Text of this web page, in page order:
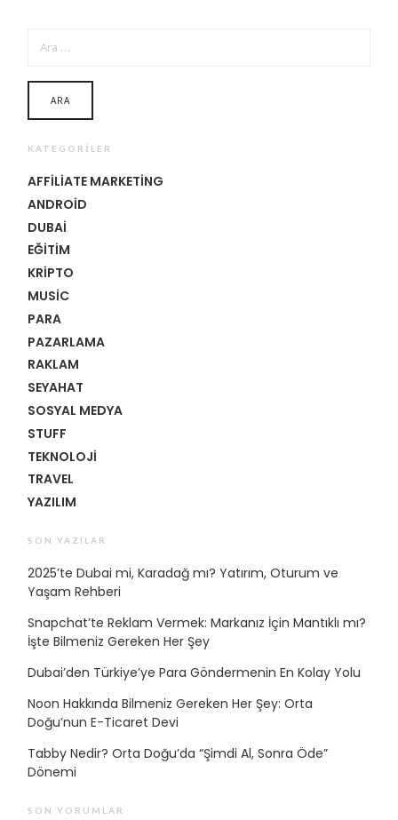
KATEGORILER
AFFILIATE MARKETING
ANDROID
DUBAI
EĞITIM
KRIPTO
MUSIC
PARA
PAZARLAMA
RAKLAM
SEYAHAT
SOSYAL MEDYA
STUFF
TEKNOLOJI
TRAVEL
YAZILIM
SON YAZILAR
2025’te Dubai mi, Karadağ mı? Yatırım, Oturum ve
Yaşam Rehberi
Snapchat’te Reklam Vermek: Markanız İçin Mantıklı mı?
İşte Bilmeniz Gereken Her Şey
Dubai’den Türkiye’ye Para Göndermenin En Kolay Yolu
Noon Hakkında Bilmeniz Gereken Her Şey: Orta
Doğu’nun E-Ticaret Devi
Tabby Nedir? Orta Doğu’da “Şimdi Al, Sonra Öde”
Dönemi
SON YORUMLAR